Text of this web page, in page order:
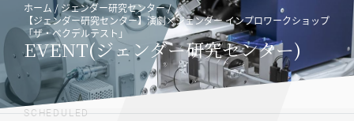
ホーム
ジェンダー研究センター
【ジェンダー研究センター】演劇×ジェンダー インプロワークショップ
「ザ・ベクデルテスト」
EVENT(ジェンダー研究センター)
SCHEDULED